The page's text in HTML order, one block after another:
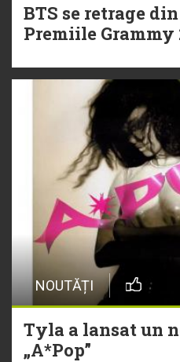
BTS se retrage
Premiile Grammy
NOUTĂȚI
Tyla a lansat un
„A*Pop”